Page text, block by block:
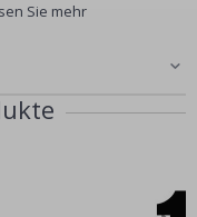
Sie mehr